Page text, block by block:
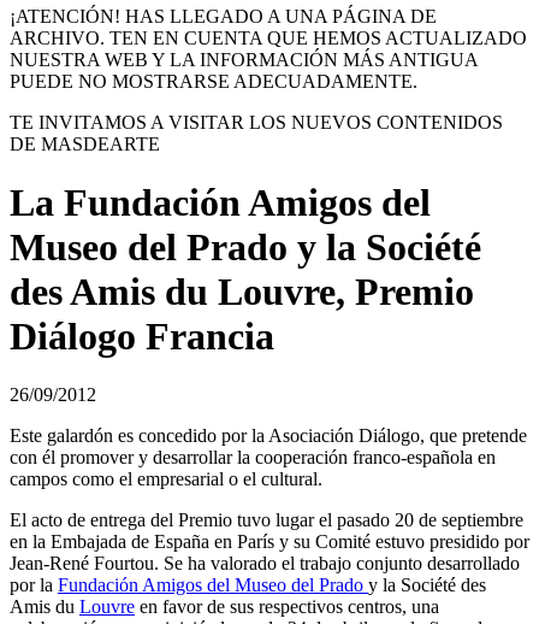
¡ATENCIÓN! HAS LLEGADO A UNA PÁGINA DE
ARCHIVO. TEN EN CUENTA QUE HEMOS ACTUALIZADO
NUESTRA WEB Y LA INFORMACIÓN MÁS ANTIGUA
PUEDE NO MOSTRARSE ADECUADAMENTE.
TE INVITAMOS A VISITAR LOS NUEVOS CONTENIDOS
DE MASDEARTE
La Fundación Amigos del
Museo del Prado y la Société
des Amis du Louvre, Premio
Diálogo Francia
26/09/2012
Este galardón es concedido por la Asociación Diálogo, que pretende
con él promover y desarrollar la cooperación franco-española en
campos como el empresarial o el cultural.
El acto de entrega del Premio tuvo lugar el pasado 20 de septiembre
en la Embajada de España en París y su Comité estuvo presidido por
Jean-René Fourtou. Se ha valorado el trabajo conjunto desarrollado
por la Fundación Amigos del Museo del Prado y la Société des
Amis du Louvre en favor de sus respectivos centros, una